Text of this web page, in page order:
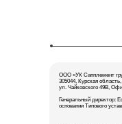
ООО «УК Сапплемент
305044, Курская область,
ул. Чайковского 49В,
Генеральный директор:
основании Типового